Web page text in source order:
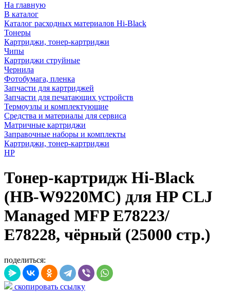
На главную
В каталог
Каталог расходных материалов Hi-Black
Тонеры
Картриджи, тонер-картриджи
Чипы
Картриджи струйные
Чернила
Фотобумага, пленка
Запчасти для картриджей
Запчасти для печатающих устройств
Термоузлы и комплектующие
Средства и материалы для сервиса
Матричные картриджи
Заправочные наборы и комплекты
Картриджи, тонер-картриджи
HP
Тонер-картридж Hi-Black
(HB-W9220MC) для HP CLJ
Managed MFP E78223/
E78228, чёрный (25000 стр.)
поделиться:
скопировать ссылку